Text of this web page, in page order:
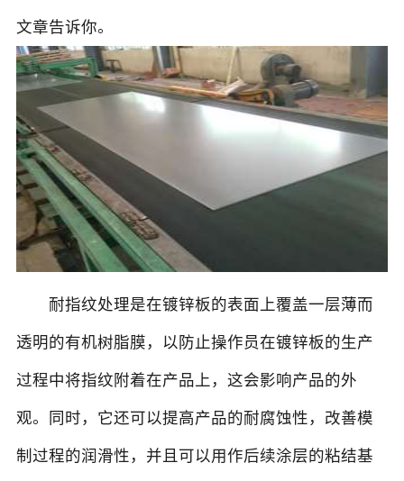
文章告诉你。
耐指纹处理是在镀锌板的表面上覆盖一层薄而
透明的有机树脂膜，以防止操作员在镀锌板的生产
过程中将指纹附着在产品上，这会影响产品的外
观。同时，它还可以提高产品的耐腐蚀性，改善模
制过程的润滑性，并且可以用作后续涂层的粘结基